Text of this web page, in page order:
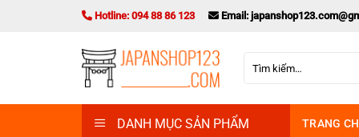
Hotline: 094 88 86 123 Email:
kiếm:
DANH MỤC SẢN PHẨM TRANG